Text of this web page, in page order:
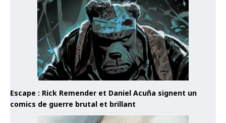
Escape : Rick Remender et Daniel Acuña signent un
comics de guerre brutal et brillant